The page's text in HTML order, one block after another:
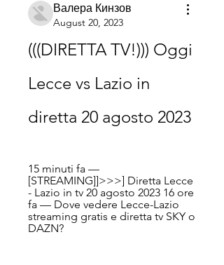
Валера Кинзов
August 20, 2023
(((DIRETTA TV!))) Oggi
Lecce vs Lazio in
diretta 20 agosto 2023
15 minuti fa —
[STREAMING]]>>>] Diretta Lecce
- Lazio in tv 20 agosto 2023 16 ore
fa — Dove vedere Lecce-Lazio
streaming gratis e diretta tv SKY o
DAZN?